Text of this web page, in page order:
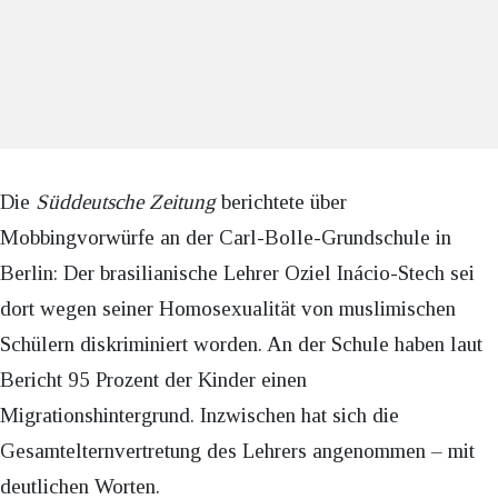
Die Süddeutsche Zeitungberichtete über
Mobbingvorwürfe an der Carl-Bolle-Grundschule in
Berlin: Der brasilianische Lehrer Oziel Inácio-Stech sei
dort wegen seiner Homosexualität von muslimischen
Schülern diskriminiert worden. An der Schule haben laut
Bericht 95 Prozent der Kinder einen
Migrationshintergrund. Inzwischen hat sich die
Gesamtelternvertretung des Lehrers angenommen – mit
deutlichen Worten.